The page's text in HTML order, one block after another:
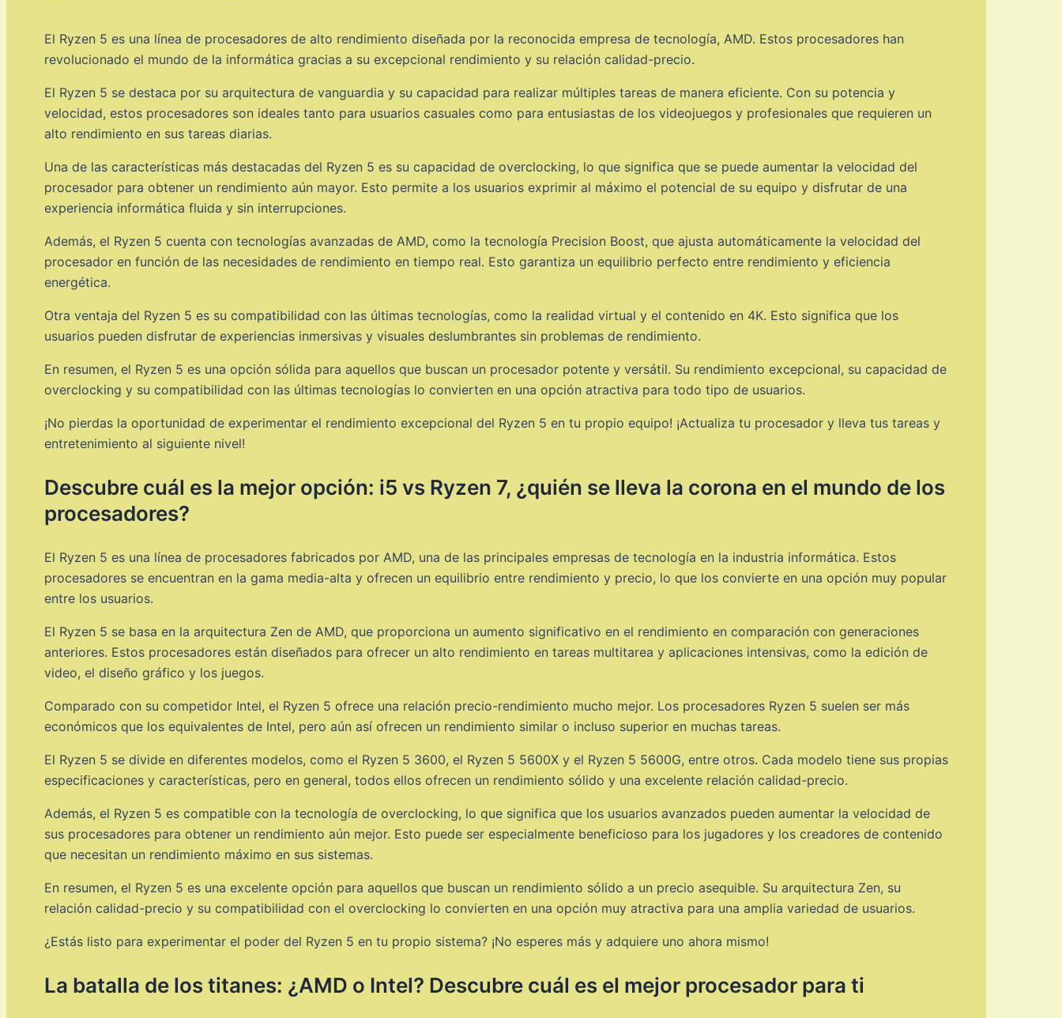
El Ryzen 5 es una línea de procesadores de alto rendimiento diseñada por la reconocida empresa de tecnología, AMD. Estos procesadores han
revolucionado el mundo de la informática gracias a su excepcional rendimiento y su relación calidad-precio.
El Ryzen 5 se destaca por su arquitectura de vanguardia y su capacidad para realizar múltiples tareas de manera eficiente. Con su potencia y
velocidad, estos procesadores son ideales tanto para usuarios casuales como para entusiastas de los videojuegos y profesionales que requieren un
alto rendimiento en sus tareas diarias.
Una de las características más destacadas del Ryzen 5 es su capacidad de overclocking, lo que significa que se puede aumentar la velocidad del
procesador para obtener un rendimiento aún mayor. Esto permite a los usuarios exprimir al máximo el potencial de su equipo y disfrutar de una
experiencia informática fluida y sin interrupciones.
Además, el Ryzen 5 cuenta con tecnologías avanzadas de AMD, como la tecnología Precision Boost, que ajusta automáticamente la velocidad del
procesador en función de las necesidades de rendimiento en tiempo real. Esto garantiza un equilibrio perfecto entre rendimiento y eficiencia
energética.
Otra ventaja del Ryzen 5 es su compatibilidad con las últimas tecnologías, como la realidad virtual y el contenido en 4K. Esto significa que los
usuarios pueden disfrutar de experiencias inmersivas y visuales deslumbrantes sin problemas de rendimiento.
En resumen, el Ryzen 5 es una opción sólida para aquellos que buscan un procesador potente y versátil. Su rendimiento excepcional, su capacidad de
overclocking y su compatibilidad con las últimas tecnologías lo convierten en una opción atractiva para todo tipo de usuarios.
¡No pierdas la oportunidad de experimentar el rendimiento excepcional del Ryzen 5 en tu propio equipo! ¡Actualiza tu procesador y lleva tus tareas y
entretenimiento al siguiente nivel!
Descubre cuál es la mejor opción: i5 vs Ryzen 7, ¿quién se lleva la corona en el mundo de los
procesadores?
El Ryzen 5 es una línea de procesadores fabricados por AMD, una de las principales empresas de tecnología en la industria informática. Estos
procesadores se encuentran en la gama media-alta y ofrecen un equilibrio entre rendimiento y precio, lo que los convierte en una opción muy popular
entre los usuarios.
El Ryzen 5 se basa en la arquitectura Zen de AMD, que proporciona un aumento significativo en el rendimiento en comparación con generaciones
anteriores. Estos procesadores están diseñados para ofrecer un alto rendimiento en tareas multitarea y aplicaciones intensivas, como la edición de
video, el diseño gráfico y los juegos.
Comparado con su competidor Intel, el Ryzen 5 ofrece una relación precio-rendimiento mucho mejor. Los procesadores Ryzen 5 suelen ser más
económicos que los equivalentes de Intel, pero aún así ofrecen un rendimiento similar o incluso superior en muchas tareas.
El Ryzen 5 se divide en diferentes modelos, como el Ryzen 5 3600, el Ryzen 5 5600X y el Ryzen 5 5600G, entre otros. Cada modelo tiene sus propias
especificaciones y características, pero en general, todos ellos ofrecen un rendimiento sólido y una excelente relación calidad-precio.
Además, el Ryzen 5 es compatible con la tecnología de overclocking, lo que significa que los usuarios avanzados pueden aumentar la velocidad de
sus procesadores para obtener un rendimiento aún mejor. Esto puede ser especialmente beneficioso para los jugadores y los creadores de contenido
que necesitan un rendimiento máximo en sus sistemas.
En resumen, el Ryzen 5 es una excelente opción para aquellos que buscan un rendimiento sólido a un precio asequible. Su arquitectura Zen, su
relación calidad-precio y su compatibilidad con el overclocking lo convierten en una opción muy atractiva para una amplia variedad de usuarios.
¿Estás listo para experimentar el poder del Ryzen 5 en tu propio sistema? ¡No esperes más y adquiere uno ahora mismo!
La batalla de los titanes: ¿AMD o Intel? Descubre cuál es el mejor procesador para ti